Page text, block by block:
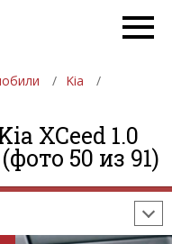
Kia
XCeed 1.0
50 из 91)
ДЕВУШКИ